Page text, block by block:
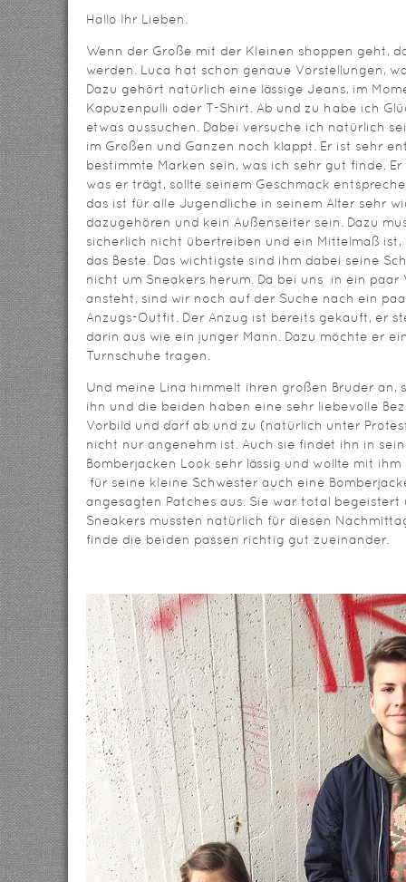
Hallo Ihr Lieben.
Wenn der Große mit der Kleinen shoppen geht,
werden. Luca hat schon genaue Vorstellungen,
Dazu gehört natürlich eine lässige Jeans, im
Kapuzenpulli oder T-Shirt. Ab und zu habe ich
etwas aussuchen. Dabei versuche ich natürlich
im Großen und Ganzen noch klappt. Er ist sehr
bestimmte Marken sein, was ich sehr gut finde.
was er trägt, sollte seinem Geschmack
das ist für alle Jugendliche in seinem Alter sehr
dazugehören und kein Außenseiter sein. Dazu
sicherlich nicht übertreiben und ein Mittelmaß
das Beste. Das wichtigste sind ihm dabei seine
nicht um Sneakers herum. Da bei uns in ein
ansteht, sind wir noch auf der Suche nach ein
Anzugs-Outfit. Der Anzug ist bereits gekauft, er
darin aus wie ein junger Mann. Dazu möchte er
Turnschuhe tragen.
Und meine Lina himmelt ihren großen Bruder an,
ihn und die beiden haben eine sehr liebevolle
Vorbild und darf ab und zu (natürlich unter
nicht nur angenehm ist. Auch sie findet ihn in
Bomberjacken Look sehr lässig und wollte mit
für seine kleine Schwester auch eine
angesagten Patches aus. Sie war total begeistert
Sneakers mussten natürlich für diesen
finde die beiden passen richtig gut zueinander.